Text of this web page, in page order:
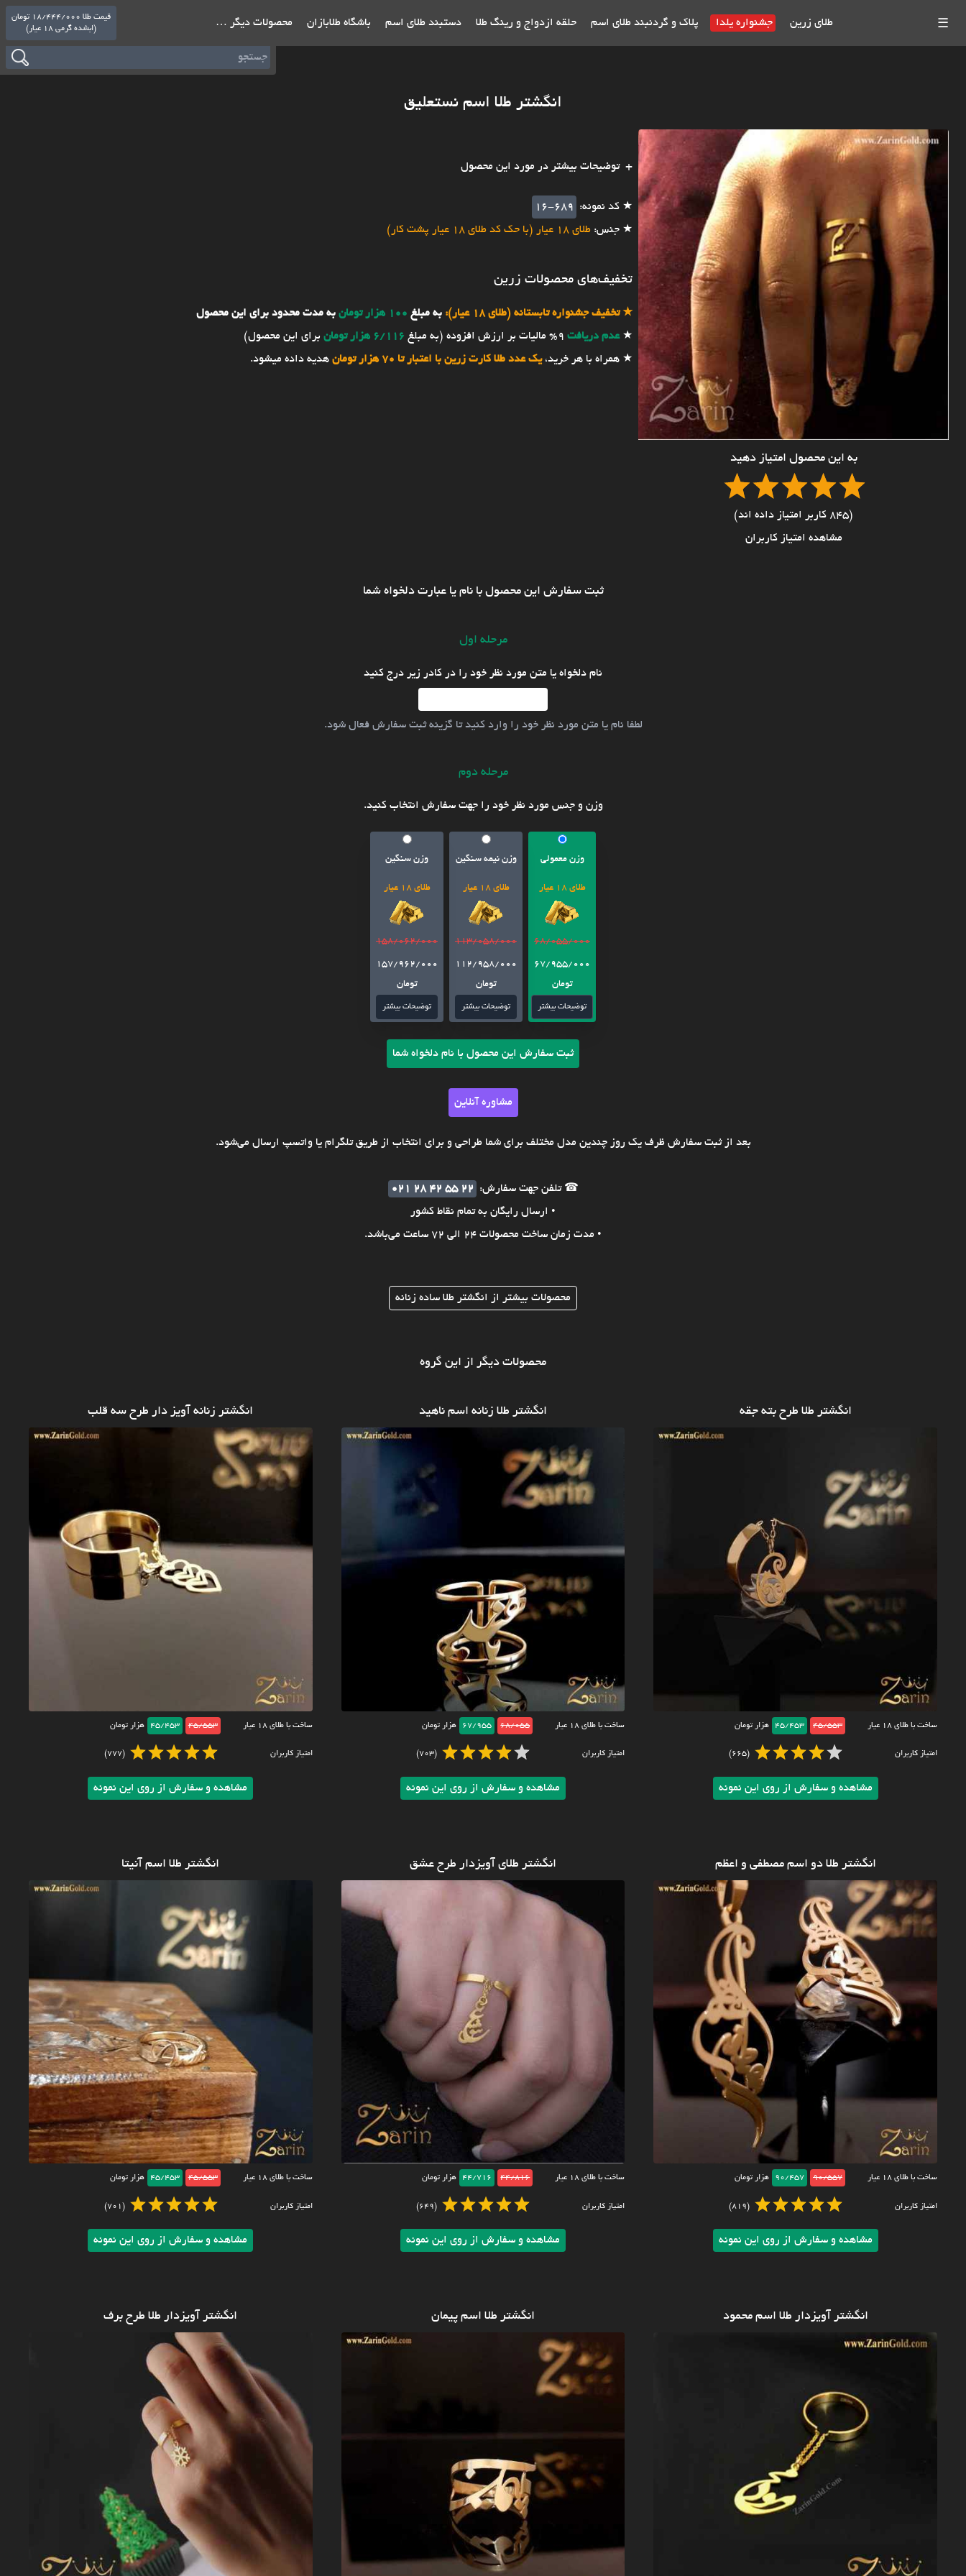
☰ طلای زرین جشنواره یلدا پلاک و گردنبند طلای اسم حلقه ازدواج و رینگ طلا دستبند طلای اسم باشگاه طلابازان محصولات دیگر …
قیمت طلا 18/444/000 تومان
(ابشده گرمی 18 عیار)
انگشتر طلا اسم نستعلیق
به این محصول امتیاز دهید
(845 کاربر امتیاز داده اند)
مشاهده امتیاز کاربران
توضیحات بیشتر در مورد این محصول
★ کد نمونه:
16-689
★ جنس: طلای 18 عیار (با حک کد طلای 18 عیار پشت کار)
تخفیف‌های محصولات زرین
★تخفیف جشنواره تابستانه (طلای 18 عیار): به مبلغ 100 هزار تومان
به مدت محدود برای این محصول
★عدم دریافت 9% مالیات بر ارزش افزوده (به مبلغ 6/116 هزار تومان
برای این محصول)
★ همراه با هر خرید،یک عدد طلا کارت زرین با اعتبار تا 70 هزار تومان هدیه داده میشود.
ثبت سفارش این محصول با نام یا عبارت دلخواه شما
مرحله اول
نام دلخواه یا متن مورد نظر خود را در کادر زیر درج کنید
لطفا نام یا متن مورد نظر خود را وارد کنید تا گزینه ثبت سفارش فعال شود.
مرحله دوم
وزن و جنس مورد نظر خود را جهت سفارش انتخاب کنید.
وزن معمولی
طلای 18 عیار
68/055/000
67/955/000
تومان
توضیحات بیشتر
وزن نیمه سنگین
طلای 18 عیار
113/058/000
112/958/000
تومان
توضیحات بیشتر
وزن سنگین
طلای 18 عیار
158/062/000
157/962/000
تومان
توضیحات بیشتر
ثبت سفارش این محصول با نام دلخواه شما
مشاوره آنلاین
بعد از ثبت سفارش ظرف یک روز چندین مدل مختلف برای شما طراحی و برای انتخاب از طریق تلگرام یا واتسپ ارسال می‌شود.
☎ تلفن جهت سفارش:
021 28 42 55 22
• ارسال رایگان به تمام نقاط کشور
• مدت زمان ساخت محصولات 24 الی 72 ساعت می‌باشد.
محصولات بیشتر از انگشتر طلا ساده زنانه
محصولات دیگر از این گروه
انگشتر طلا طرح بته جقه
ساخت با طلای ۱۸ عیار 45/553
45/453 هزار تومان
امتیاز کاربران (665)
مشاهده و سفارش از روی این نمونه
انگشتر طلا زنانه اسم ناهید
ساخت با طلای ۱۸ عیار 68/055
67/955 هزار تومان
امتیاز کاربران (703)
مشاهده و سفارش از روی این نمونه
انگشتر زنانه آویز دار طرح سه قلب
ساخت با طلای ۱۸ عیار 45/553
45/453 هزار تومان
امتیاز کاربران (777)
مشاهده و سفارش از روی این نمونه
انگشتر طلا دو اسم مصطفی و اعظم
ساخت با طلای ۱۸ عیار 90/557
90/457 هزار تومان
امتیاز کاربران (819)
مشاهده و سفارش از روی این نمونه
انگشتر طلای آویزدار طرح عشق
ساخت با طلای ۱۸ عیار 44/816
44/716 هزار تومان
امتیاز کاربران (649)
مشاهده و سفارش از روی این نمونه
انگشتر طلا اسم آنیتا
ساخت با طلای ۱۸ عیار 45/553
45/453 هزار تومان
امتیاز کاربران (701)
مشاهده و سفارش از روی این نمونه
انگشتر آویزدار طلا اسم محمود انگشتر طلا اسم پیمان انگشتر آویزدار طلا طرح برف